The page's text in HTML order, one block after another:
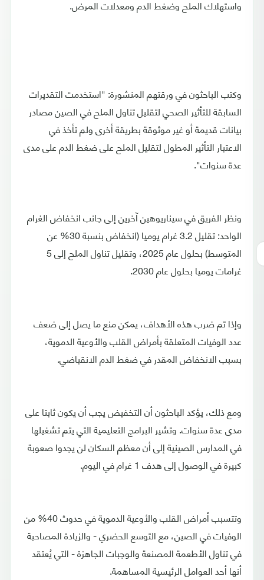
واستهلاك الملح وضغط الدم ومعدلات المرض.
وكتب الباحثون في ورقتهم المنشورة: "استخدمت التقديرات
السابقة للتأثير الصحي لتقليل تناول الملح في الصين مصادر
بيانات قديمة أو غير موثوقة بطريقة أخرى ولم تأخذ في
الاعتبار التأثير المطول لتقليل الملح على ضغط الدم على مدى
عدة سنوات".
ونظر الفريق في سيناريوهين آخرين إلى جانب انخفاض الغرام
الواحد: تقليل 3.2 غرام يوميا (انخفاض بنسبة 30% عن
المتوسط) بحلول عام 2025، وتقليل تناول الملح إلى 5
غرامات يوميا بحلول عام 2030.
وإذا تم ضرب هذه الأهداف، يمكن منع ما يصل إلى ضعف
عدد الوفيات المتعلقة بأمراض القلب والأوعية الدموية،
بسبب الانخفاض المقدر في ضغط الدم الانقباضي.
ومع ذلك، يؤكد الباحثون أن التخفيض يجب أن يكون ثابتا على
مدى عدة سنوات. وتشير البرامج التعليمية التي يتم تشغيلها
في المدارس الصينية إلى أن معظم السكان لن يجدوا صعوبة
كبيرة في الوصول إلى هدف 1 غرام في اليوم.
وتتسبب أمراض القلب والأوعية الدموية في حدوث 40% من
الوفيات في الصين، مع التوسع الحضري - والزيادة المصاحبة
في تناول الأطعمة المصنعة والوجبات الجاهزة - التي يُعتقد
أنها أحد العوامل الرئيسية المساهمة.